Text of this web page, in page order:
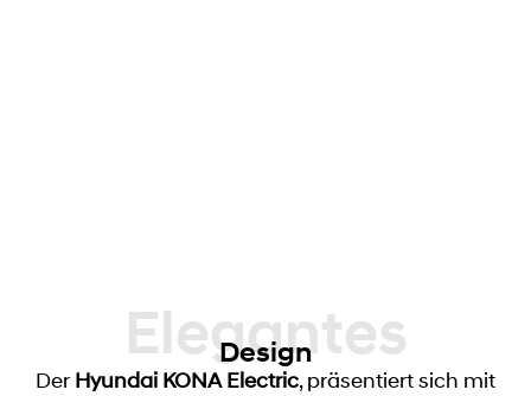
Elegantes
Design
Der Hyundai KONA Electric, präsentiert sich mit